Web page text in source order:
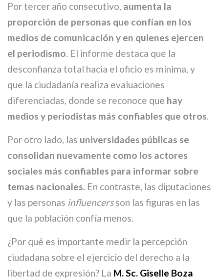
Por tercer año consecutivo, aumenta la
proporción de personas que confían en los
medios de comunicación y en quienes ejercen
el periodismo. El informe destaca que la
desconfianza total hacia el oficio es mínima, y
que la ciudadanía realiza evaluaciones
diferenciadas, donde se reconoce que hay
medios y periodistas más confiables que otros.
Por otro lado, las universidades públicas se
consolidan nuevamente como los actores
sociales más confiables para informar sobre
temas nacionales. En contraste, las diputaciones
y las personas influencersson las figuras en las
que la población confía menos.
¿Por qué es importante medir la percepción
ciudadana sobre el ejercicio del derecho a la
libertad de expresión? La M. Sc. Giselle Boza